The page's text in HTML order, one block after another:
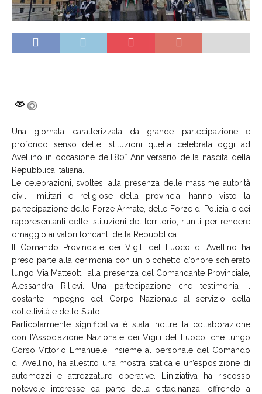
Una giornata caratterizzata da grande partecipazione e
profondo senso delle istituzioni quella celebrata oggi ad
Avellino in occasione dell’80° Anniversario della nascita della
Repubblica Italiana.
Le celebrazioni, svoltesi alla presenza delle massime autorità
civili, militari e religiose della provincia, hanno visto la
partecipazione delle Forze Armate, delle Forze di Polizia e dei
rappresentanti delle istituzioni del territorio, riuniti per rendere
omaggio ai valori fondanti della Repubblica.
Il Comando Provinciale dei Vigili del Fuoco di Avellino ha
preso parte alla cerimonia con un picchetto d’onore schierato
lungo Via Matteotti, alla presenza del Comandante Provinciale,
Alessandra Rilievi. Una partecipazione che testimonia il
costante impegno del Corpo Nazionale al servizio della
collettività e dello Stato.
Particolarmente significativa è stata inoltre la collaborazione
con l’Associazione Nazionale dei Vigili del Fuoco, che lungo
Corso Vittorio Emanuele, insieme al personale del Comando
di Avellino, ha allestito una mostra statica e un’esposizione di
automezzi e attrezzature operative. L’iniziativa ha riscosso
notevole interesse da parte della cittadinanza, offrendo a